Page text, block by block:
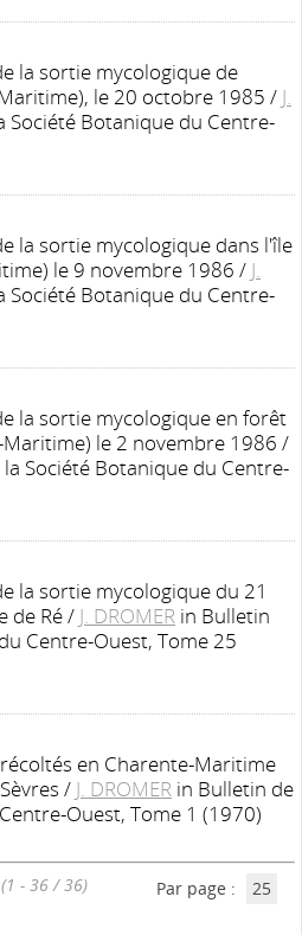
la sortie mycologique de
le 20 octobre 1985 / J.
Société Botanique du Centre-
la sortie mycologique dans l'île
le 9 novembre 1986 / J.
Société Botanique du Centre-
la sortie mycologique en forêt
le 2 novembre 1986 /
Société Botanique du Centre-
la sortie mycologique du 21
de Ré/ J. DROMER in Bulletin
Centre-Ouest, Tome 25
en Charente-Maritime
/ J. DROMER in Bulletin de
Ouest, Tome 1 (1970)
(1 - 36 / 36) Par page : 25